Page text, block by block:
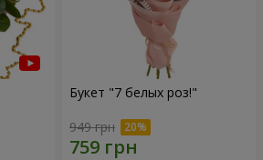
Букет "7 белых роз!"
949 грн